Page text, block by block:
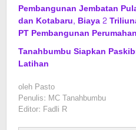
Pembangunan Jembatan
dan Kotabaru, Biaya 2
PT Pembangunan
Tanahbumbu Siapkan
Latihan
oleh Pasto
Penulis: MC Tanahbumbu
Editor: Fadli R